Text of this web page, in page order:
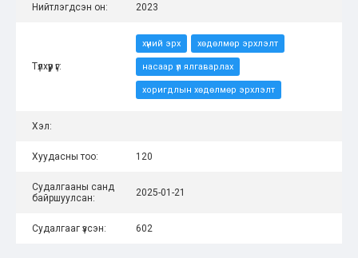
Нийтлэгдсэн он: 2023
Түлхүүр үг:
хүний эрх хөдөлмөр эрхлэлт
насаар үл ялгаварлах
хоригдлын хөдөлмөр эрхлэлт
Хэл:
Хуудасны тоо: 120
Судалгааны санд
байршуулсан:
2025-01-21
Судалгааг үзсэн: 602